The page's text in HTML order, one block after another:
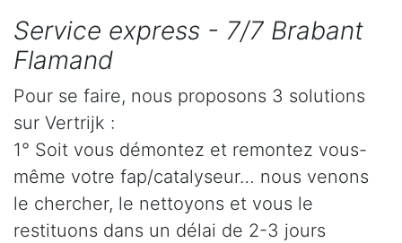
Service express - 7/7 Brabant
Flamand
Pour se faire, nous proposons 3 solutions
sur Vertrijk :
1° Soit vous démontez et remontez vous-
même votre fap/catalyseur… nous venons
le chercher, le nettoyons et vous le
restituons dans un délai de 2-3 jours